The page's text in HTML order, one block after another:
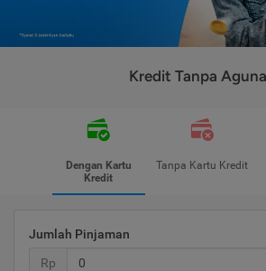
Kredit Tanpa
Dengan Kartu
Kredit
Tanpa Kartu Kredit
Jumlah Pinjaman
Rp